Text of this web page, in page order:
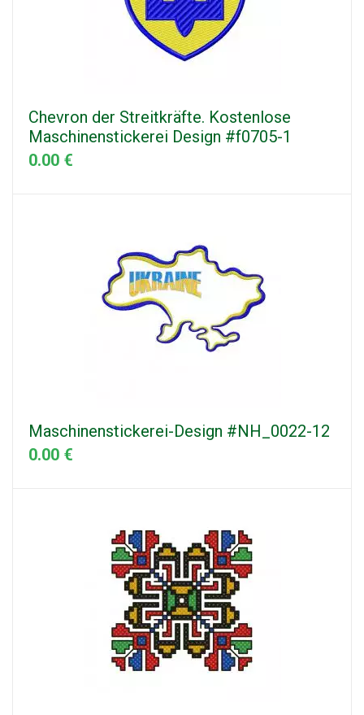
Chevron der Streitkräfte. Kostenlose
Maschinenstickerei Design #f0705-1
0.00 €
Maschinenstickerei-Design #NH_0022-12
0.00 €